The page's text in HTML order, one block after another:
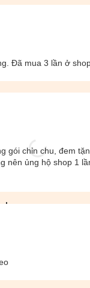
Đã mua 3 lần ở
gói chỉn chu, đem
nên ủng hộ shop 1